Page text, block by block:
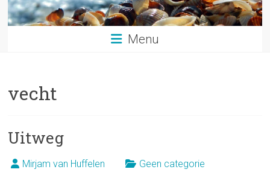
Menu
vecht
Uitweg
Mirjam van Huffelen Geen categorie